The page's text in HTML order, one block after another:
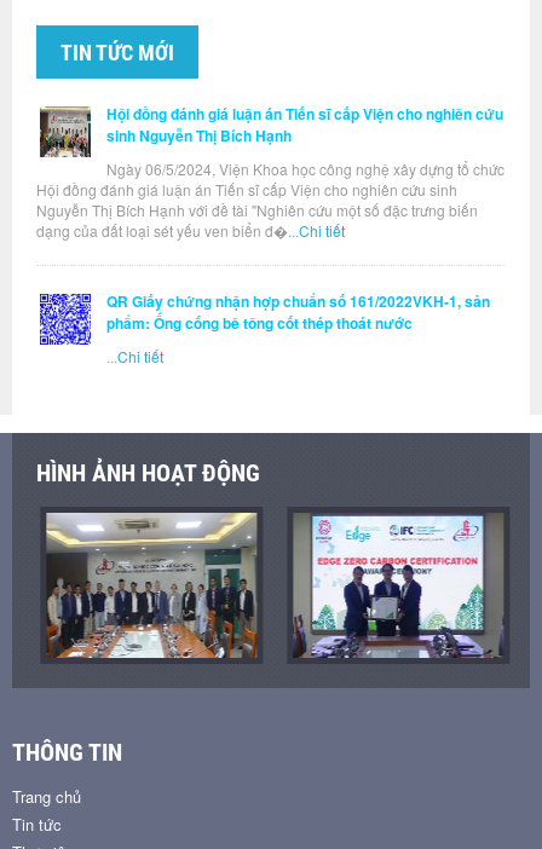
TIN TỨC MỚI
Hội đồng đánh giá luận án Tiến sĩ cấp Viện cho nghiên cứu
sinh Nguyễn Thị Bích Hạnh
Ngày 06/5/2024, Viện Khoa học công nghệ xây dựng tổ chức
Hội đồng đánh giá luận án Tiến sĩ cấp Viện cho nghiên cứu sinh
Nguyễn Thị Bích Hạnh với đề tài "Nghiên cứu một số đặc trưng biến
dạng của đất loại sét yếu ven biển đ�... Chi tiết
QR Giấy chứng nhận hợp chuẩn số 161/2022VKH-1, sản
phẩm: Ống cống bê tông cốt thép thoát nước
Chi tiết
HÌNH ẢNH HOẠT ĐỘNG
THÔNG TIN
Trang chủ
Tin tức